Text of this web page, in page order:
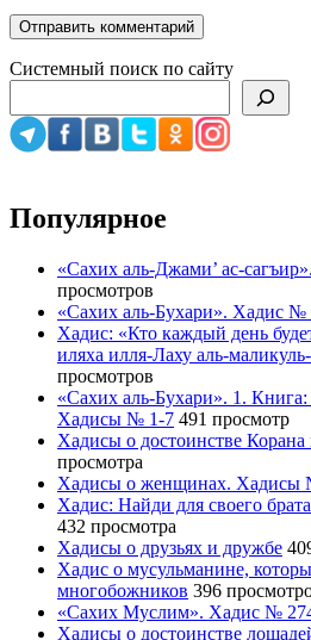
Системный поиск по сайту
Популярное
«Сахих аль-Джами’ ас-
просмотров
«Сахих аль-Бухари». Хадис №
Хадис: «Кто каждый день
иляха илля-Лаху аль-
просмотров
«Сахих аль-Бухари». 1.
Хадисы № 1-7 491 просмотр
Хадисы о достоинстве Корана
просмотра
Хадисы о женщинах. Хадисы
Хадис: Найди для своего
432 просмотра
Хадисы о друзьях и дружбе
Хадис о мусульманине,
многобожников 396
«Сахих Муслим». Хадис №
Хадисы о достоинстве